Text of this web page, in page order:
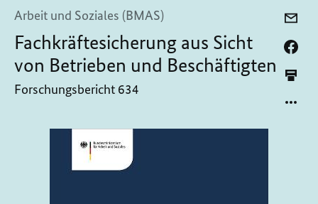
Arbeit und Soziales (BMAS)
Fachkräftesicherung aus Sicht
von Betrieben und Beschäftigten
Forschungsbericht 634